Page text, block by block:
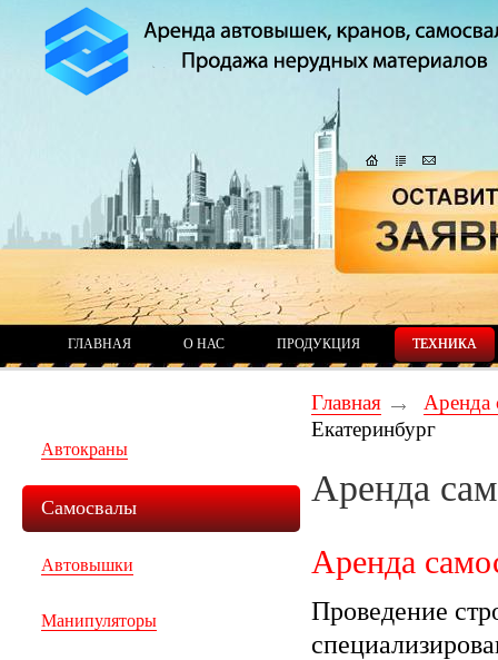
ГЛАВНАЯ О НАС ПРОДУКЦИЯ ТЕХНИКА
Автокраны
Самосвалы
Автовышки
Манипуляторы
Главная
Аренда
Екатеринбург
Аренда
Аренда
Проведение